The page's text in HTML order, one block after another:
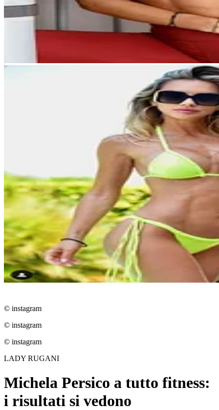
© instagram
© instagram
© instagram
LADY RUGANI
Michela Persico a tutto fitness:
i risultati si vedono